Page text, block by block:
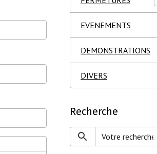
EVENEMENTS
DEMONSTRATIONS
DIVERS
Recherche